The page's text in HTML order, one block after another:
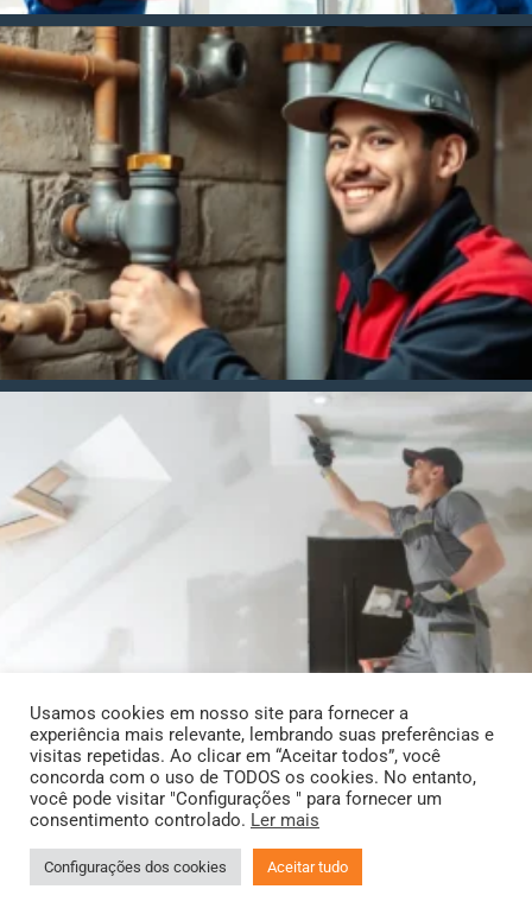
Usamos cookies em nosso site para fornecer a
experiência mais relevante, lembrando suas preferências e
visitas repetidas. Ao clicar em “Aceitar todos”, você
concorda com o uso de TODOS os cookies. No entanto,
você pode visitar "Configurações " para fornecer um
consentimento controlado. Ler mais
Configurações dos cookies Aceitar tudo